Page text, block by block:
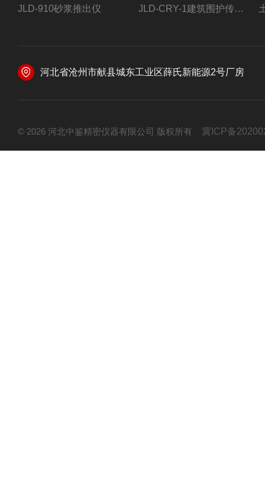
JLD-910砂浆推出仪 JLD-CRY-1建筑围护传热系数现场检测仪仪器
河北省沧州市献县城东工业区薛氏新能源2号厂房
© 2026 河北中鉴精密仪器有限公司 版权所有 冀ICP备